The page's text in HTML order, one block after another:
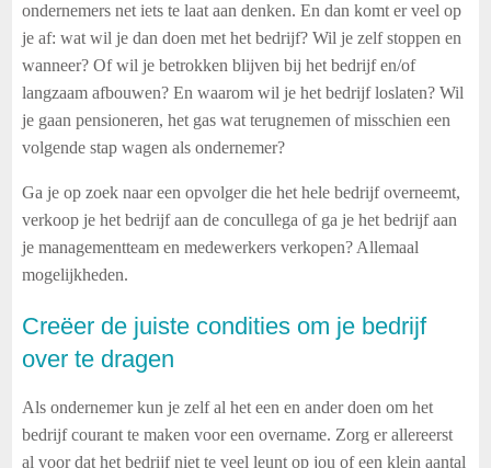
ondernemers net iets te laat aan denken. En dan komt er veel op
je af: wat wil je dan doen met het bedrijf? Wil je zelf stoppen en
wanneer? Of wil je betrokken blijven bij het bedrijf en/of
langzaam afbouwen? En waarom wil je het bedrijf loslaten? Wil
je gaan pensioneren, het gas wat terugnemen of misschien een
volgende stap wagen als ondernemer?
Ga je op zoek naar een opvolger die het hele bedrijf overneemt,
verkoop je het bedrijf aan de concullega of ga je het bedrijf aan
je managementteam en medewerkers verkopen? Allemaal
mogelijkheden.
Creëer de juiste condities om je bedrijf
over te dragen
Als ondernemer kun je zelf al het een en ander doen om het
bedrijf courant te maken voor een overname. Zorg er allereerst
al voor dat het bedrijf niet te veel leunt op jou of een klein aantal